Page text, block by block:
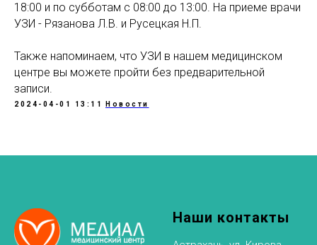
18:00 и по субботам с 08:00 до 13:00. На приеме врачи
УЗИ - Рязанова Л.В. и Русецкая Н.П.
Также напоминаем, что УЗИ в нашем медицинском
центре вы можете пройти без предварительной
записи.
2024-04-01 13:11 Новости
Наши контакты